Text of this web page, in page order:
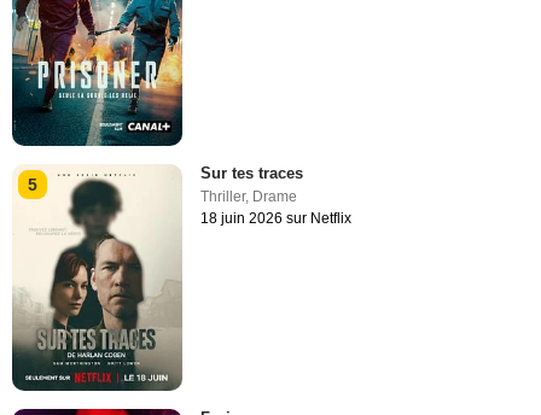
5
Sur tes traces
Thriller, Drame
18 juin 2026 sur Netflix